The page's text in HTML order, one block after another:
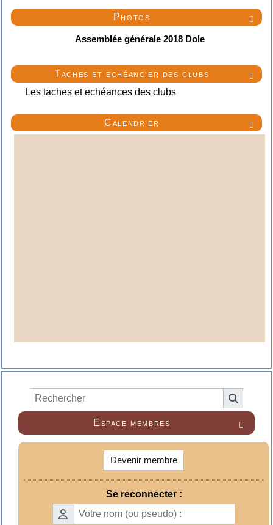

Photos
Assemblée générale 2018 Dole

Taches et echéancier des clubs
Les taches et echéances des clubs

Calendrier

Espace membres
Devenir membre
Se reconnecter :